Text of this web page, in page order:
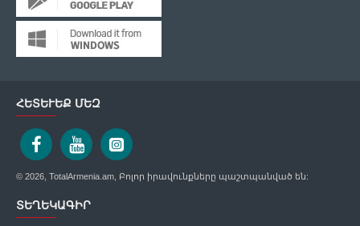
ՀԵՏԵՒԵՔ ՄԵԶ
© 2026, TotalArmenia.am, Բոլոր իրավունքները պաշտպանված են:
ՏԵՂԵԿԱԳԻՐ